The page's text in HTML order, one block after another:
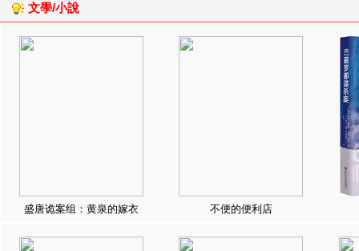
文學/小說
盛唐诡案组：黄泉的嫁衣 不便的便利店